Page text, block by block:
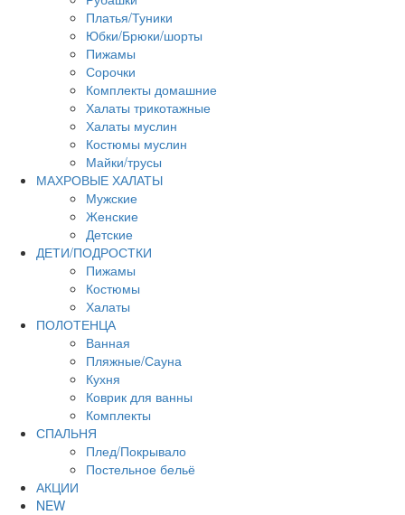
Платья/Туники
Юбки/Брюки/шорты
Пижамы
Сорочки
Комплекты домашние
Халаты трикотажные
Халаты муслин
Костюмы муслин
Майки/трусы
МАХРОВЫЕ ХАЛАТЫ
Мужские
Женские
Детские
ДЕТИ/ПОДРОСТКИ
Пижамы
Костюмы
Халаты
ПОЛОТЕНЦА
Ванная
Пляжные/Сауна
Кухня
Коврик для ванны
Комплекты
СПАЛЬНЯ
Плед/Покрывало
Постельное бельё
АКЦИИ
NEW